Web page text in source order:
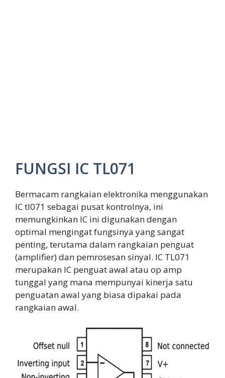
FUNGSI IC TL071
Bermacam rangkaian elektronika menggunakan
IC tl071 sebagai pusat kontrolnya, ini
memungkinkan IC ini digunakan dengan
optimal mengingat fungsinya yang sangat
penting, terutama dalam rangkaian penguat
(amplifier) dan pemrosesan sinyal. IC TL071
merupakan IC penguat awal atau op amp
tunggal yang mana mempunyai kinerja satu
penguatan awal yang biasa dipakai pada
rangkaian awal.